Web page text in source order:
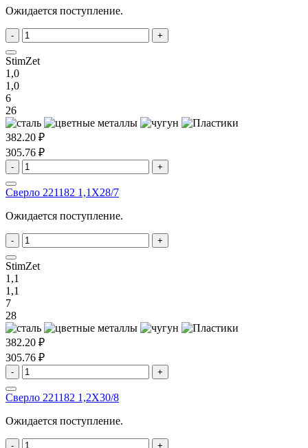
Ожидается поступление.
- +
StimZet
1,0
1,0
6
26
382.20 ₽
305.76 ₽
- +
Сверло 221182 1,1X28/7
Ожидается поступление.
- +
StimZet
1,1
1,1
7
28
382.20 ₽
305.76 ₽
- +
Сверло 221182 1,2X30/8
Ожидается поступление.
- +